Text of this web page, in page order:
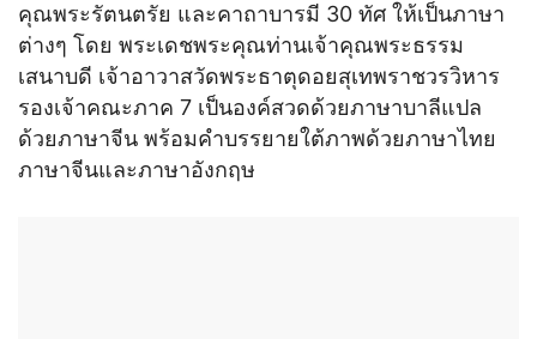
คุณพระรัตนตรัย และคาถาบารมี 30 ทัศ ให้เป็นภาษา
ต่างๆ โดย พระเดชพระคุณท่านเจ้าคุณพระธรรม
เสนาบดี เจ้าอาวาสวัดพระธาตุดอยสุเทพราชวรวิหาร
รองเจ้าคณะภาค 7 เป็นองค์สวดด้วยภาษาบาลีแปล
ด้วยภาษาจีน พร้อมคำบรรยายใต้ภาพด้วยภาษาไทย
ภาษาจีนและภาษาอังกฤษ